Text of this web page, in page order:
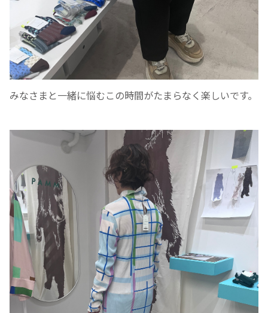
みなさまと一緒に悩むこの時間がたまらなく楽しいです。